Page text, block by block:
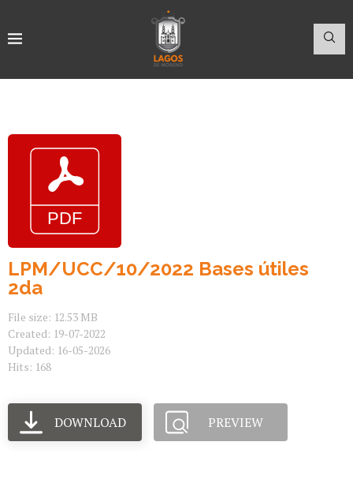
LPM/UCC/10/2022 Bases útiles
2da
File size: 12.53 MB
Created: 19-07-2022
Updated: 16-05-2026
Hits: 168
DOWNLOAD PREVIEW